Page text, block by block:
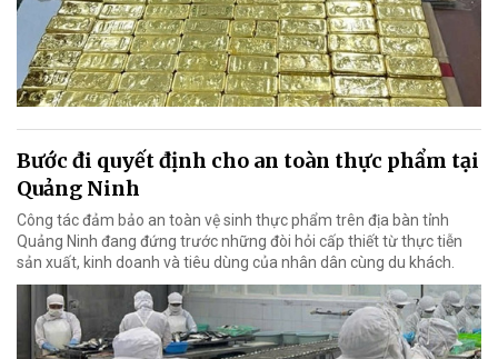
Bước đi quyết định cho an toàn thực phẩm tại
Quảng Ninh
Công tác đảm bảo an toàn vệ sinh thực phẩm trên địa bàn tỉnh
Quảng Ninh đang đứng trước những đòi hỏi cấp thiết từ thực tiễn
sản xuất, kinh doanh và tiêu dùng của nhân dân cùng du khách.